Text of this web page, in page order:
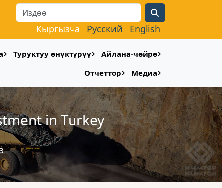
Search
Кыргызча Русский English
Туруктуу өнүктүрүү
Айлана-чөйрө
Отчеттор
Медиа
in Turkey